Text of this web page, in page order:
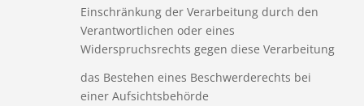
Einschränkung der Verarbeitung durch den
Verantwortlichen oder eines
Widerspruchsrechts gegen diese Verarbeitung
das Bestehen eines Beschwerderechts bei
einer Aufsichtsbehörde